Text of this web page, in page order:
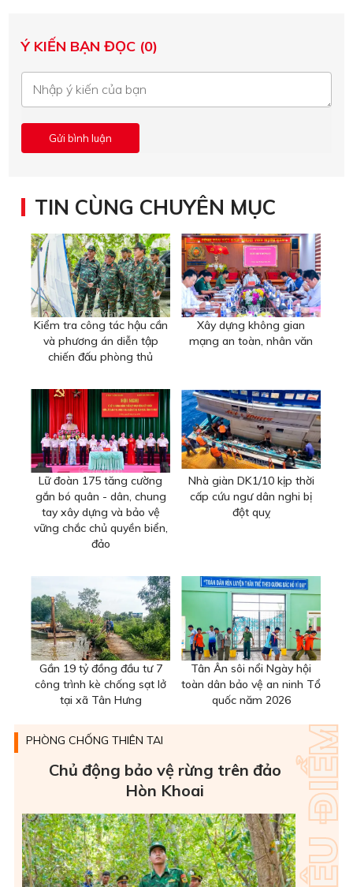
Ý KIẾN BẠN ĐỌC (0)
TIN CÙNG CHUYÊN MỤC
Kiểm tra công tác hậu cần
và phương án diễn tập
chiến đấu phòng thủ
Xây dựng không gian
mạng an toàn, nhân văn
Lữ đoàn 175 tăng cường
gắn bó quân - dân, chung
tay xây dựng và bảo vệ
vững chắc chủ quyền biển,
đảo
Nhà giàn DK1/10 kịp thời
cấp cứu ngư dân nghi bị
đột quỵ
Gần 19 tỷ đồng đầu tư 7
công trình kè chống sạt lở
tại xã Tân Hưng
Tân Ân sôi nổi Ngày hội
toàn dân bảo vệ an ninh Tổ
quốc năm 2026
PHÒNG CHỐNG THIÊN TAI
Chủ động bảo vệ rừng trên đảo
Hòn Khoai